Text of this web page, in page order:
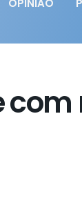
OPINIÃO